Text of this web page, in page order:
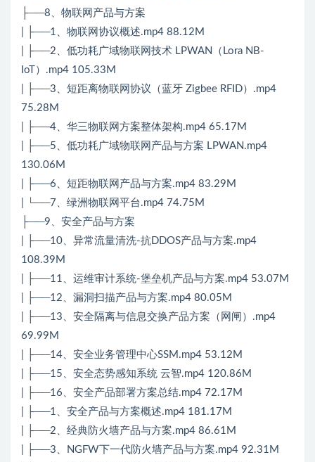
├──8、物联网产品与方案
| ├──1、物联网协议概述.mp4 88.12M
| ├──2、低功耗广域物联网技术 LPWAN（Lora NB-
IoT）.mp4 105.33M
| ├──3、短距离物联网协议（蓝牙 Zigbee RFID）.mp4
75.28M
| ├──4、华三物联网方案整体架构.mp4 65.17M
| ├──5、低功耗广域物联网产品与方案 LPWAN.mp4
130.06M
| ├──6、短距物联网产品与方案.mp4 83.29M
| └──7、绿洲物联网平台.mp4 74.75M
├──9、安全产品与方案
| ├──10、异常流量清洗-抗DDOS产品与方案.mp4
108.39M
| ├──11、运维审计系统-堡垒机产品与方案.mp4 53.07M
| ├──12、漏洞扫描产品与方案.mp4 80.05M
| ├──13、安全隔离与信息交换产品方案（网闸）.mp4
69.99M
| ├──14、安全业务管理中心SSM.mp4 53.12M
| ├──15、安全态势感知系统 云智.mp4 120.86M
| ├──16、安全产品部署方案总结.mp4 72.17M
| ├──1、安全产品与方案概述.mp4 181.17M
| ├──2、经典防火墙产品与方案.mp4 86.61M
| ├──3、NGFW下一代防火墙产品与方案.mp4 92.31M